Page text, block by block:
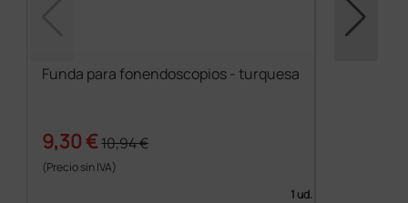
Funda para fonendoscopios - turquesa
9,30 €10,94 €
(Precio sin IVA)
1 ud.